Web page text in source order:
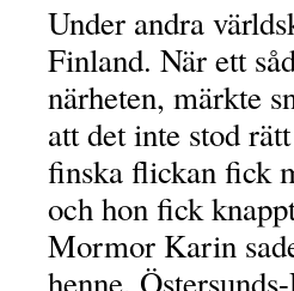
Under andra
Finland. När ett
närheten, märkte
att det inte stod
finska flickan fick
och hon fick
Mormor Karin